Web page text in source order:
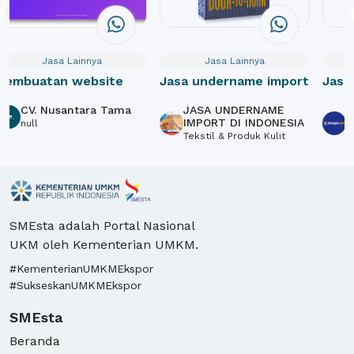
Jasa Lainnya
website
CV. Nusantara Tama
null
Jasa Lainnya
Jasa undername import
JASA UNDERNAME
IMPORT DI INDONESIA
Tekstil & Produk Kulit
SMEsta adalah Portal Nasional
UKM oleh Kementerian UMKM.
#KementerianUMKMEkspor
#SukseskanUMKMEkspor
SMEsta
Beranda